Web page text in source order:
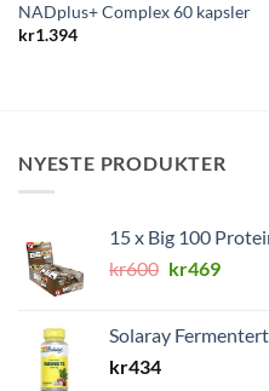
NADplus+ Complex 60 kapsler
kr1.394
NYESTE PRODUKTER
15 x Big 100
kr600 Opprinnelig
kr600.
kr469
kr469.
Solaray
kr434